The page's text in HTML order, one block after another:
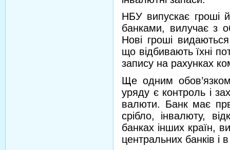
НБУ випускає гроші
банками, вилучає з
Нові гроші
що відбивають їхні
запису на рахунках
Ще одним
уряду є контроль і
валюти. Банк має
срібло, інвалюту,
банках інших країн,
центральних банків і в